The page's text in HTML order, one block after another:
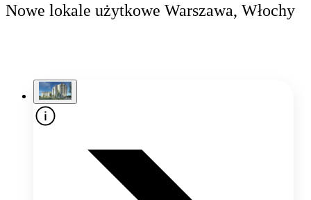
Nowe lokale użytkowe Warszawa, Włochy